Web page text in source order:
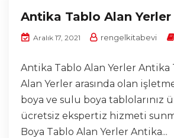
Antika Tablo Alan Yerler
Aralık 17, 2021 rengelkitabevi
Antika Tablo Alan Yerler Antika
Alan Yerler arasında olan
boya ve sulu boya tablolarınız
ücretsiz ekspertiz hizmeti
Boya Tablo Alan Yerler Antika...